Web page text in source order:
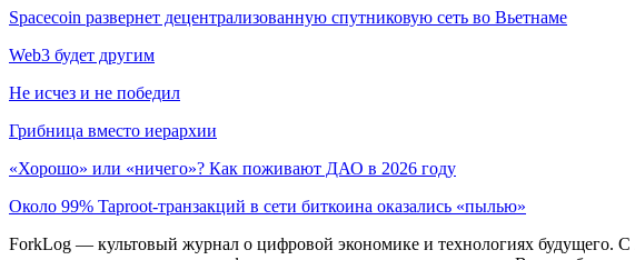
Spacecoin развернет децентрализованную спутниковую сеть во Вьетнаме
Web3 будет другим
Не исчез и не победил
Грибница вместо иерархии
«Хорошо» или «ничего»? Как поживают ДАО в 2026 году
Около 99% Taproot-транзакций в сети биткоина оказались «пылью»
ForkLog — культовый журнал о цифровой экономике и технологиях будущего. С